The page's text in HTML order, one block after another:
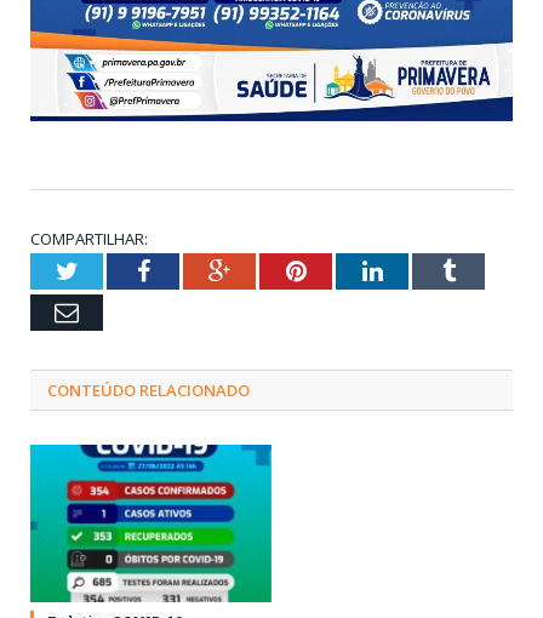
COMPARTILHAR:
TwitterFacebookGoogle+PinterestLinkedInTumblr
Email
CONTEÚDO RELACIONADO